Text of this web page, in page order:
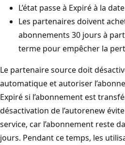
L’état passe à Expiré à la
Les partenaires doivent
abonnements 30 jours à
terme pour empêcher la
Le partenaire source doit
automatique et autoriser
Expiré si l’abonnement est
désactivation de l’autorenew
service, car l’abonnement reste
jours. Pendant ce temps, les